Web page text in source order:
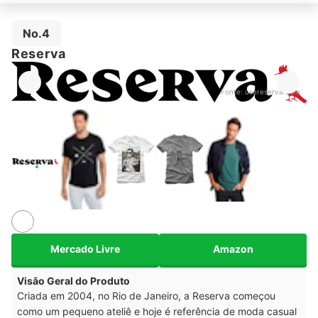
No.4
Reserva
Fonte: usereserva.com
Mercado Livre Amazon
Visão Geral do Produto
Criada em 2004, no Rio de Janeiro, a Reserva começou
como um pequeno ateliê e hoje é referência de moda casual